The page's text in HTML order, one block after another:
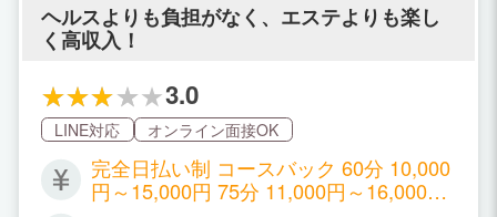
ヘルスよりも負担がなく、エステよりも楽し
く高収入！
3.0
LINE対応 オンライン面接OK
完全日払い制 コースバック 60分 10,000
円～15,000円 75分 11,000円～16,000円